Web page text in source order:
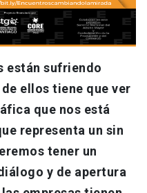
están sufriendo
ellos tiene que ver
que nos está
representa un sin
tener un
y de apertura